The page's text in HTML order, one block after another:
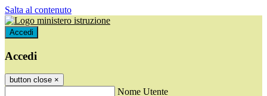
Salta al contenuto
Accedi
Accedi
button close ×
Nome Utente